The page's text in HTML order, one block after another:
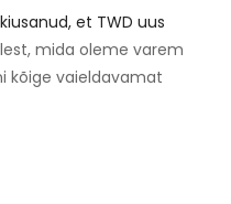
et TWD uus
mida oleme varem
kõige vaieldavamat